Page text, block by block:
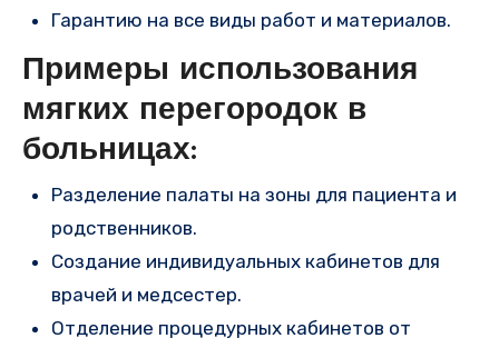
Гарантию на все виды работ и материалов.
Примеры использования
мягких перегородок в
больницах:
Разделение палаты на зоны для пациента и
родственников.
Создание индивидуальных кабинетов для
врачей и медсестер.
Отделение процедурных кабинетов от